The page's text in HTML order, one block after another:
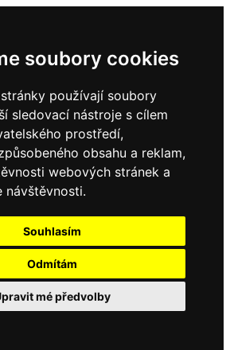
soubory cookies
používají soubory
sledovací nástroje s cílem
prostředí,
obsahu a reklam,
webových stránek a
návštěvnosti.
Souhlasím
Odmítám
mé předvolby